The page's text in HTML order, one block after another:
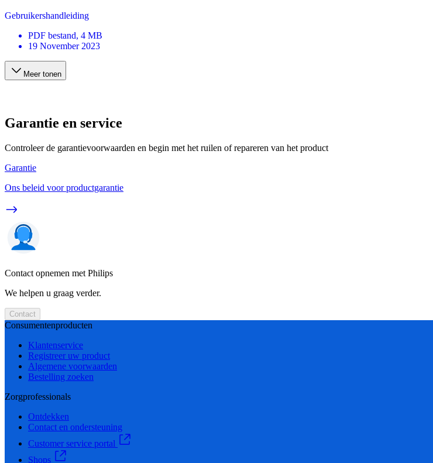
Gebruikershandleiding
PDF bestand, 4 MB
19 November 2023
Meer tonen
Garantie en service
Controleer de garantievoorwaarden en begin met het ruilen of repareren van het product
Garantie
Ons beleid voor productgarantie
Contact opnemen met Philips
We helpen u graag verder.
Contact
Consumentenproducten
Klantenservice
Registreer uw product
Algemene voorwaarden
Bestelling zoeken
Zorgprofessionals
Ontdekken
Contact en ondersteuning
Customer service portal
Shops